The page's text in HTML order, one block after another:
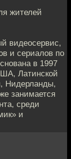
жителей
видеосервис,
и сериалов по
в 1997
Латинской
Нидерланды,
занимается
среди
и